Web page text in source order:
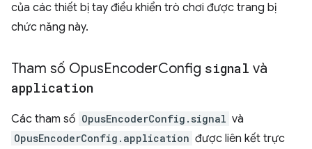
của các thiết bị tay điều khiển trò chơi được trang bị
chức năng này.
Tham số OpusEncoderConfig signal và
application
Các tham số OpusEncoderConfig.signal và
OpusEncoderConfig.application được liên kết trực